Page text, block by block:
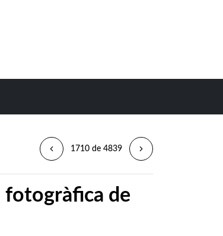
1710 de 4839
fotogràfica de